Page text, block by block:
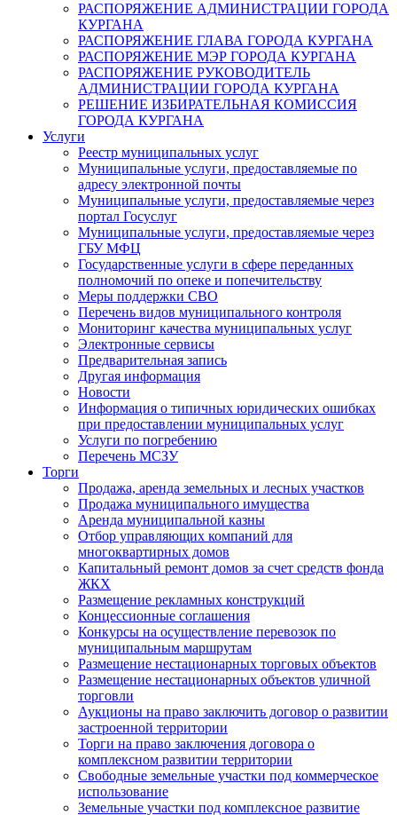
РАСПОРЯЖЕНИЕ АДМИНИСТРАЦИИ ГОРОДА
КУРГАНА
РАСПОРЯЖЕНИЕ ГЛАВА ГОРОДА КУРГАНА
РАСПОРЯЖЕНИЕ МЭР ГОРОДА КУРГАНА
РАСПОРЯЖЕНИЕ РУКОВОДИТЕЛЬ
АДМИНИСТРАЦИИ ГОРОДА КУРГАНА
РЕШЕНИЕ ИЗБИРАТЕЛЬНАЯ КОМИССИЯ
ГОРОДА КУРГАНА
Услуги
Реестр муниципальных услуг
Муниципальные услуги, предоставляемые по
адресу электронной почты
Муниципальные услуги, предоставляемые через
портал Госуслуг
Муниципальные услуги, предоставляемые через
ГБУ МФЦ
Государственные услуги в сфере переданных
полномочий по опеке и попечительству
Меры поддержки СВО
Перечень видов муниципального контроля
Мониторинг качества муниципальных услуг
Электронные сервисы
Предварительная запись
Другая информация
Новости
Информация о типичных юридических ошибках
при предоставлении муниципальных услуг
Услуги по погребению
Перечень МСЗУ
Торги
Продажа, аренда земельных и лесных участков
Продажа муниципального имущества
Аренда муниципальной казны
Отбор управляющих компаний для
многоквартирных домов
Капитальный ремонт домов за счет средств фонда
ЖКХ
Размещение рекламных конструкций
Концессионные соглашения
Конкурсы на осуществление перевозок по
муниципальным маршрутам
Размещение нестационарных торговых объектов
Размещение нестационарных объектов уличной
торговли
Аукционы на право заключить договор о развитии
застроенной территории
Торги на право заключения договора о
комплексном развитии территории
Свободные земельные участки под коммерческое
использование
Земельные участки под комплексное развитие